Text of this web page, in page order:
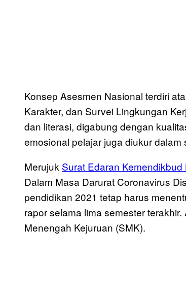
Konsep Asesmen Nasional terdiri
Karakter, dan Survei Lingkungan
dan literasi, digabung dengan
emosional pelajar juga diukur dalam
Merujuk Surat Edaran
Dalam Masa Darurat Coronavirus
pendidikan 2021 tetap harus
rapor selama lima semester
Menengah Kejuruan (SMK).